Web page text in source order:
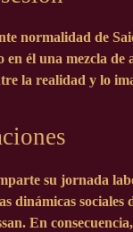
normalidad de
él una mezcla de
la realidad y lo
su jornada
dinámicas
En